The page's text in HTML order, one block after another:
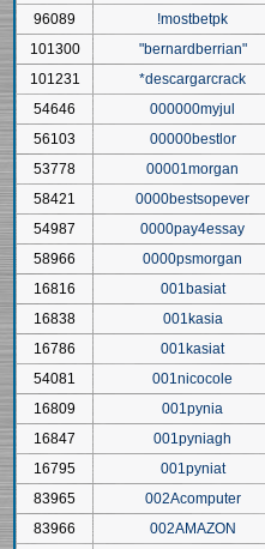
96089
!mostbetpk
101300
"bernardberrian"
101231
*descargarcrack
54646
000000myjul
56103
00000bestlor
53778
00001morgan
58421
0000bestsopever
54987
0000pay4essay
58966
0000psmorgan
16816
001basiat
16838
001kasia
16786
001kasiat
54081
001nicocole
16809
001pynia
16847
001pyniagh
16795
001pyniat
83965
002Acomputer
83966
002AMAZON